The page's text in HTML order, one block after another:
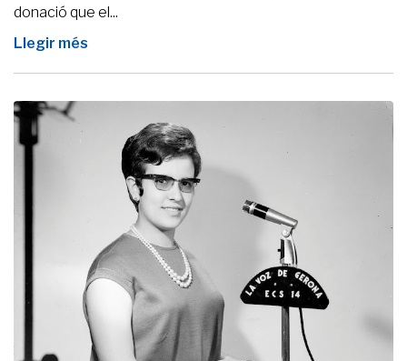
donació que el...
Llegir més